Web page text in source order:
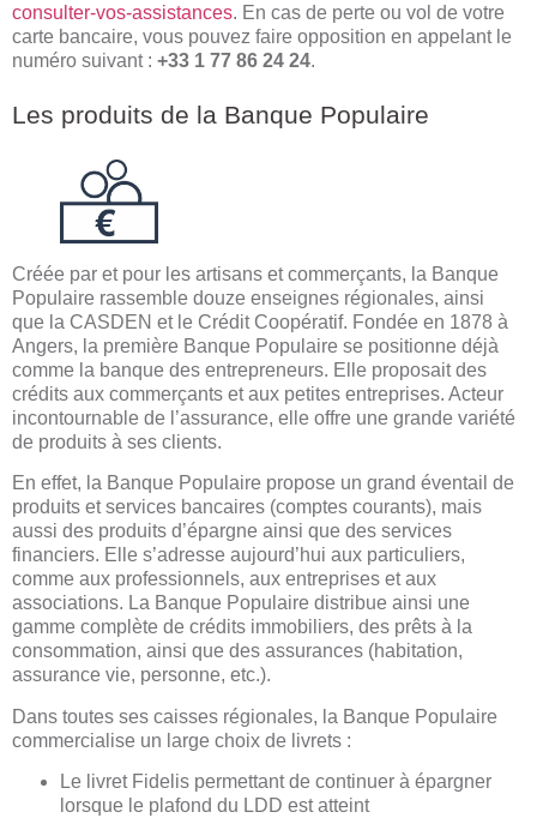
consulter-vos-assistances. En cas de perte ou vol de votre
carte bancaire, vous pouvez faire opposition en appelant le
numéro suivant : +33 1 77 86 24 24.
Les produits de la Banque Populaire
Créée par et pour les artisans et commerçants, la Banque
Populaire rassemble douze enseignes régionales, ainsi
que la CASDEN et le Crédit Coopératif. Fondée en 1878 à
Angers, la première Banque Populaire se positionne déjà
comme la banque des entrepreneurs. Elle proposait des
crédits aux commerçants et aux petites entreprises. Acteur
incontournable de l’assurance, elle offre une grande variété
de produits à ses clients.
En effet, la Banque Populaire propose un grand éventail de
produits et services bancaires (comptes courants), mais
aussi des produits d’épargne ainsi que des services
financiers. Elle s’adresse aujourd’hui aux particuliers,
comme aux professionnels, aux entreprises et aux
associations. La Banque Populaire distribue ainsi une
gamme complète de crédits immobiliers, des prêts à la
consommation, ainsi que des assurances (habitation,
assurance vie, personne, etc.).
Dans toutes ses caisses régionales, la Banque Populaire
commercialise un large choix de livrets :
Le livret Fidelis permettant de continuer à épargner
lorsque le plafond du LDD est atteint